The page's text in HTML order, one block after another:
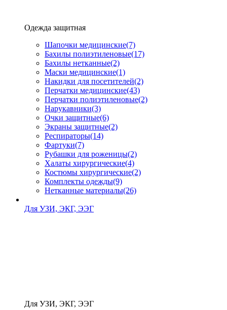
Одежда защитная
Шапочки медицинские(7)
Бахилы полиэтиленовые(17)
Бахилы нетканные(2)
Маски медицинские(1)
Накидки для посетителей(2)
Перчатки медицинские(43)
Перчатки полиэтиленовые(2)
Нарукавники(3)
Очки защитные(6)
Экраны защитные(2)
Рeспираторы(14)
Фартуки(7)
Рубашки для роженицы(2)
Халаты хирургические(4)
Костюмы хирургические(2)
Комплекты одежды(9)
Нетканные материалы(26)
Для УЗИ, ЭКГ, ЭЭГ
Для УЗИ, ЭКГ, ЭЭГ